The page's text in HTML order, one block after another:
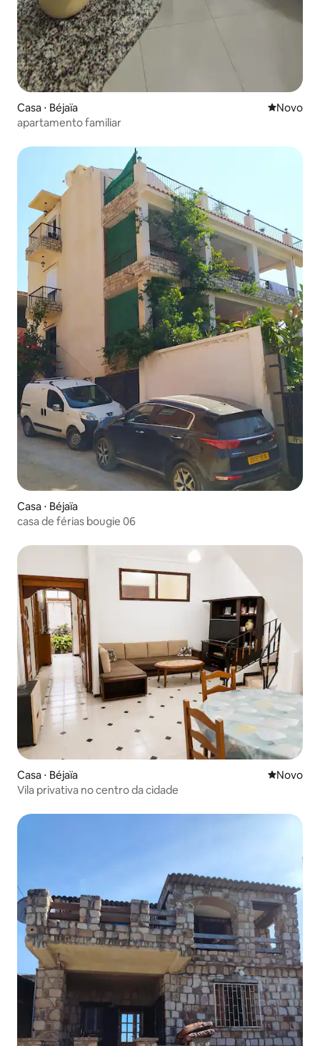
Casa ⋅ Béjaïa Novo
Novo
apartamento familiar
Casa ⋅ Béjaïa
casa de férias bougie 06
Casa ⋅ Béjaïa Novo
Novo
Vila privativa no centro da cidade